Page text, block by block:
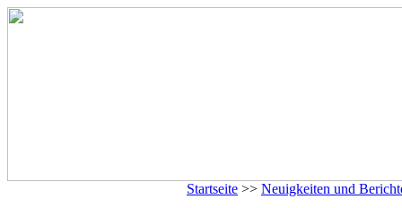
Startseite >> Neuigkeiten und